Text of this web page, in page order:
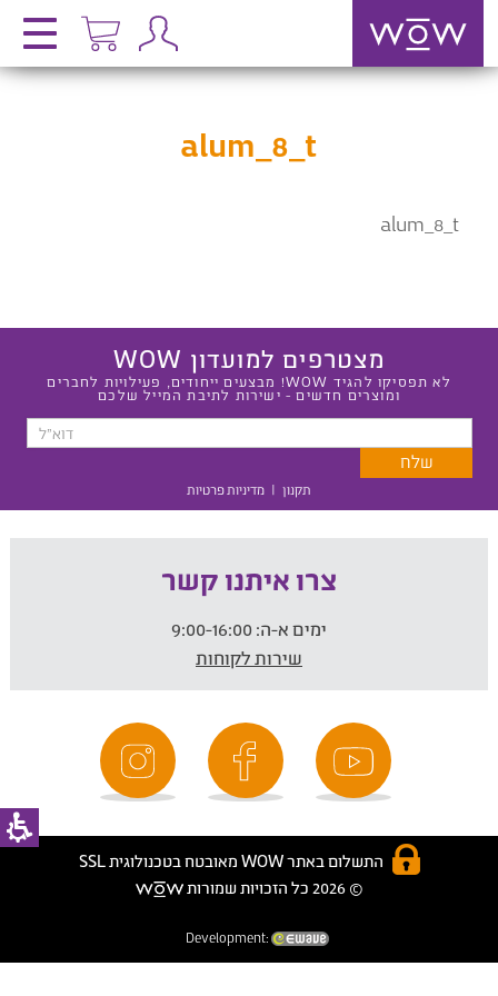
alum_8_t
alum_8_t
מצטרפים למועדון WOW
לא תפסיקו להגיד WOW! מבצעים ייחודים, פעילויות לחברים
ומוצרים חדשים - ישירות לתיבת המייל שלכם
תקנון | מדיניות פרטיות
צרו איתנו קשר
ימים א-ה:
שירות לקוחות
התשלום באתר WOW מאובטח בטכנולוגית SSL
© 2026 כל הזכויות שמורות
Development: